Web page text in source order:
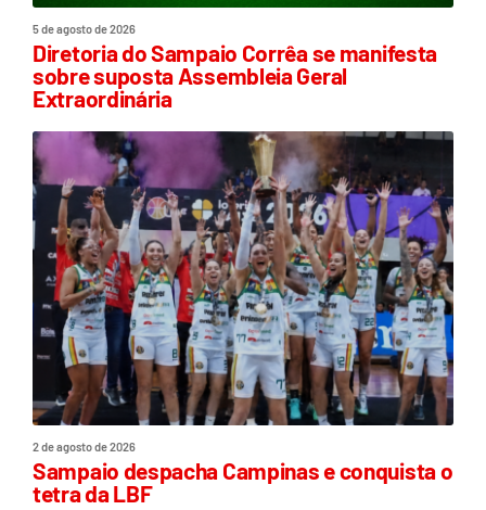
5 de agosto de 2026
Diretoria do Sampaio Corrêa se manifesta
sobre suposta Assembleia Geral
Extraordinária
2 de agosto de 2026
Sampaio despacha Campinas e conquista o
tetra da LBF